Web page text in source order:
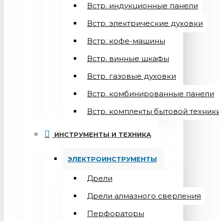
Встр. индукционные панели
Встр. электрические духовки
Встр. кофе-машины
Встр. винные шкафы
Встр. газовые духовки
Встр. комбинированные панели
Встр. комплекты бытовой
ИНСТРУМЕНТЫ И ТЕХНИКА
ЭЛЕКТРОИНСТРУМЕНТЫ
Дрели
Дрели алмазного сверления
Перфораторы